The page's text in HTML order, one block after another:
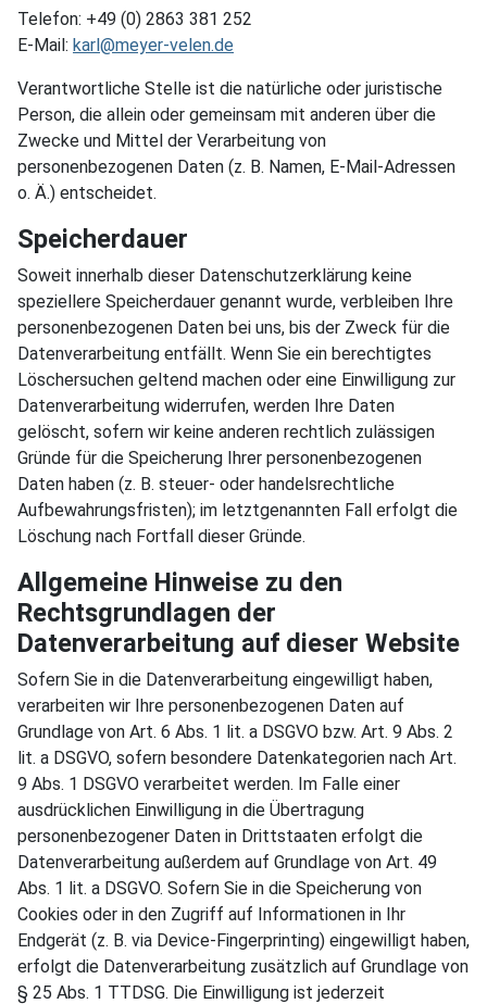
Telefon: +49 (0) 2863 381 252
E-Mail: karl@meyer-velen.de
Verantwortliche Stelle ist die natürliche oder juristische
Person, die allein oder gemeinsam mit anderen über die
Zwecke und Mittel der Verarbeitung von
personenbezogenen Daten (z. B. Namen, E-Mail-Adressen
o. Ä.) entscheidet.
Speicherdauer
Soweit innerhalb dieser Datenschutzerklärung keine
speziellere Speicherdauer genannt wurde, verbleiben Ihre
personenbezogenen Daten bei uns, bis der Zweck für die
Datenverarbeitung entfällt. Wenn Sie ein berechtigtes
Löschersuchen geltend machen oder eine Einwilligung zur
Datenverarbeitung widerrufen, werden Ihre Daten
gelöscht, sofern wir keine anderen rechtlich zulässigen
Gründe für die Speicherung Ihrer personenbezogenen
Daten haben (z. B. steuer- oder handelsrechtliche
Aufbewahrungsfristen); im letztgenannten Fall erfolgt die
Löschung nach Fortfall dieser Gründe.
Allgemeine Hinweise zu den
Rechtsgrundlagen der
Datenverarbeitung auf dieser Website
Sofern Sie in die Datenverarbeitung eingewilligt haben,
verarbeiten wir Ihre personenbezogenen Daten auf
Grundlage von Art. 6 Abs. 1 lit. a DSGVO bzw. Art. 9 Abs. 2
lit. a DSGVO, sofern besondere Datenkategorien nach Art.
9 Abs. 1 DSGVO verarbeitet werden. Im Falle einer
ausdrücklichen Einwilligung in die Übertragung
personenbezogener Daten in Drittstaaten erfolgt die
Datenverarbeitung außerdem auf Grundlage von Art. 49
Abs. 1 lit. a DSGVO. Sofern Sie in die Speicherung von
Cookies oder in den Zugriff auf Informationen in Ihr
Endgerät (z. B. via Device-Fingerprinting) eingewilligt haben,
erfolgt die Datenverarbeitung zusätzlich auf Grundlage von
§ 25 Abs. 1 TTDSG. Die Einwilligung ist jederzeit